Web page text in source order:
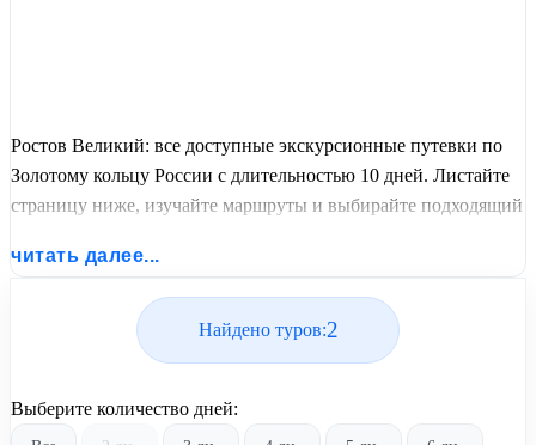
Ростов Великий: все доступные экскурсионные путевки по
Золотому кольцу России с длительностью 10 дней. Листайте
страницу ниже, изучайте маршруты и выбирайте подходящий
от United Travel Systems.
читать далее...
Найдено туров:2
Выберите количество дней: